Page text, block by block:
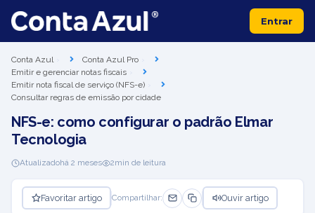
Entrar
Conta Azul
Conta Azul Pro
Emitir e gerenciar notas fiscais
Emitir nota fiscal de serviço (NFS-e)
Consultar regras de emissão por cidade
NFS-e: como configurar o padrão Elmar
Tecnologia
Atualizadohá 2 meses 2min de leitura
Favoritar artigo Compartilhar: Ouvir artigo